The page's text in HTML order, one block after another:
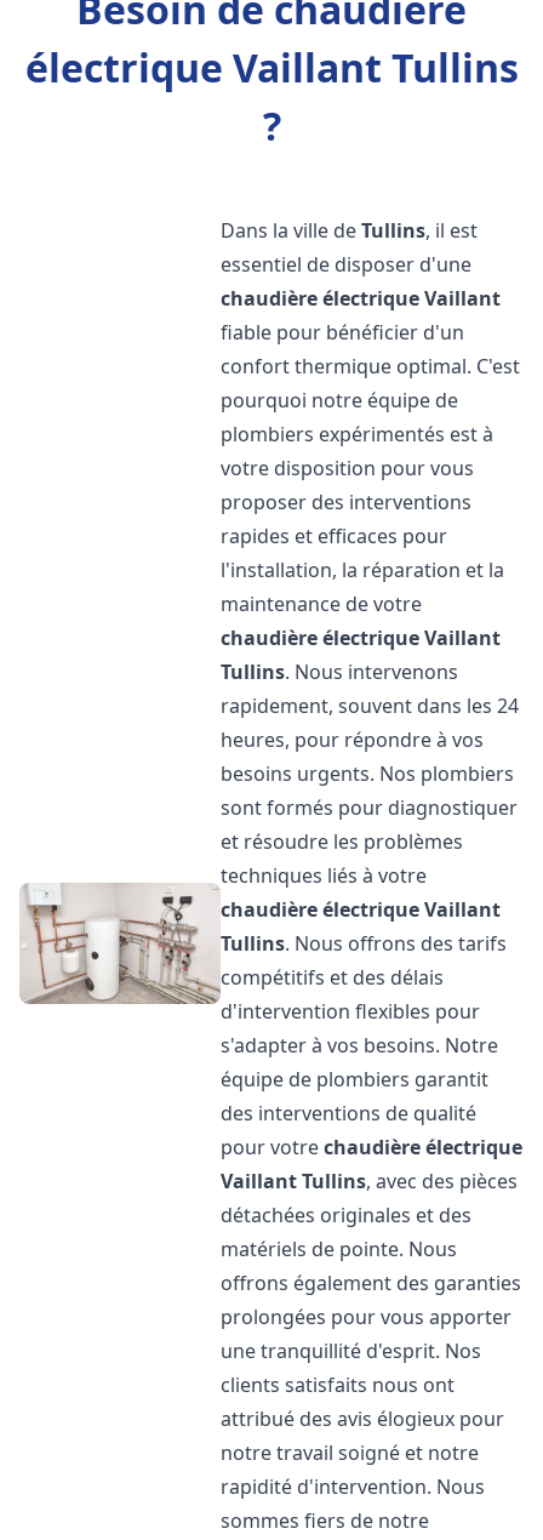
électrique Vaillant Tullins
?
Dans la ville deTullins, il est
essentiel de disposer d'une
chaudière électrique Vaillant
fiable pour bénéficier d'un
confort thermique optimal. C'est
pourquoi notre équipe de
plombiers expérimentés est à
votre disposition pour vous
proposer des interventions
rapides et efficaces pour
l'installation, la réparation et la
maintenance de votre
chaudière électrique Vaillant
Tullins. Nous intervenons
rapidement, souvent dans les 24
heures, pour répondre à vos
besoins urgents. Nos plombiers
sont formés pour diagnostiquer
et résoudre les problèmes
techniques liés à votre
chaudière électrique Vaillant
Tullins. Nous offrons des tarifs
compétitifs et des délais
d'intervention flexibles pour
s'adapter à vos besoins. Notre
équipe de plombiers garantit
des interventions de qualité
pour votrechaudière électrique
VaillantTullins, avec des pièces
détachées originales et des
matériels de pointe. Nous
offrons également des garanties
prolongées pour vous apporter
une tranquillité d'esprit. Nos
clients satisfaits nous ont
attribué des avis élogieux pour
notre travail soigné et notre
rapidité d'intervention. Nous
sommes fiers de notre